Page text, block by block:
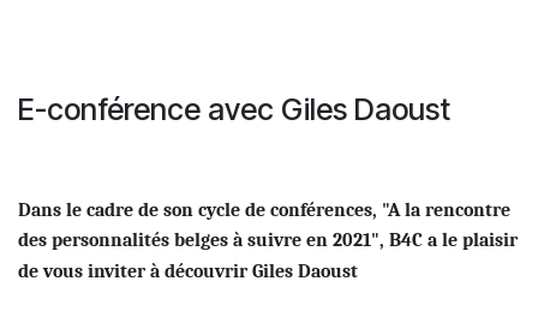
E-conférence avec Giles Daoust
Dans le cadre de son cycle de conférences, "A la rencontre
des personnalités belges à suivre en 2021", B4C a le plaisir
de vous inviter à découvrir Giles Daoust